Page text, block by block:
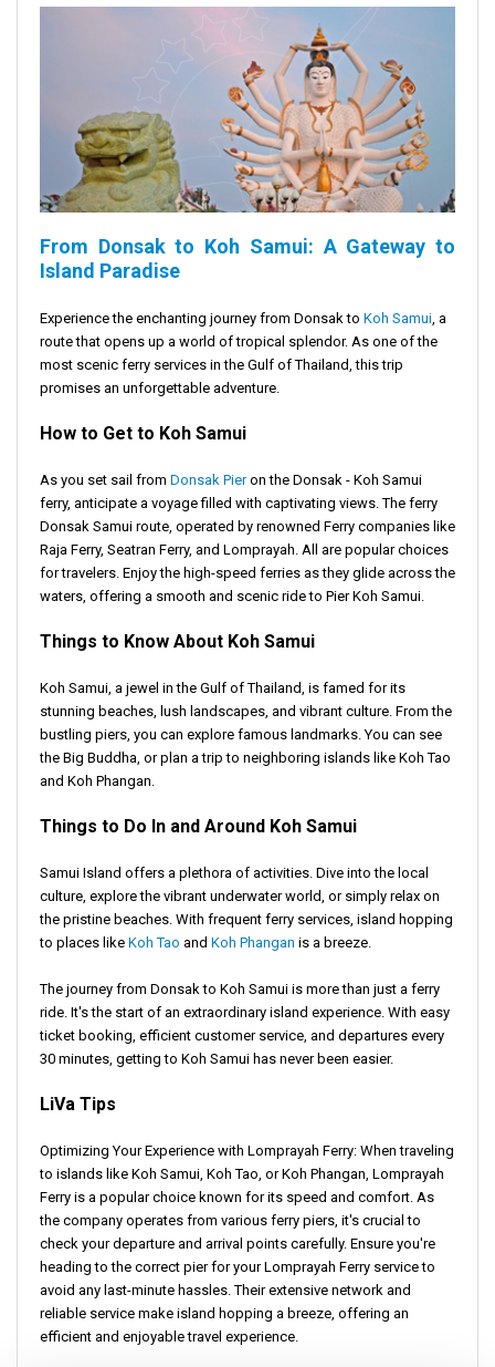
From Donsak to Koh Samui: A Gateway to
Island Paradise
Experience the enchanting journey from Donsak to Koh Samui, a
route that opens up a world of tropical splendor. As one of the
most scenic ferry services in the Gulf of Thailand, this trip
promises an unforgettable adventure.
How to Get to Koh Samui
As you set sail from Donsak Pieron the Donsak - Koh Samui
ferry, anticipate a voyage filled with captivating views. The ferry
Donsak Samui route, operated by renowned Ferry companies like
Raja Ferry, Seatran Ferry, and Lomprayah. All are popular choices
for travelers. Enjoy the high-speed ferries as they glide across the
waters, offering a smooth and scenic ride to Pier Koh Samui.
Things to Know About Koh Samui
Koh Samui, a jewel in the Gulf of Thailand, is famed for its
stunning beaches, lush landscapes, and vibrant culture. From the
bustling piers, you can explore famous landmarks. You can see
the Big Buddha, or plan a trip to neighboring islands like Koh Tao
and Koh Phangan.
Things to Do In and Around Koh Samui
Samui Island offers a plethora of activities. Dive into the local
culture, explore the vibrant underwater world, or simply relax on
the pristine beaches. With frequent ferry services, island hopping
to places like Koh Tao and Koh Phangan is a breeze.
The journey from Donsak to Koh Samui is more than just a ferry
ride. It's the start of an extraordinary island experience. With easy
ticket booking, efficient customer service, and departures every
30 minutes, getting to Koh Samui has never been easier.
LiVa Tips
Optimizing Your Experience with Lomprayah Ferry: When traveling
to islands like Koh Samui, Koh Tao, or Koh Phangan, Lomprayah
Ferry is a popular choice known for its speed and comfort. As
the company operates from various ferry piers, it's crucial to
check your departure and arrival points carefully. Ensure you're
heading to the correct pier for your Lomprayah Ferry service to
avoid any last-minute hassles. Their extensive network and
reliable service make island hopping a breeze, offering an
efficient and enjoyable travel experience.